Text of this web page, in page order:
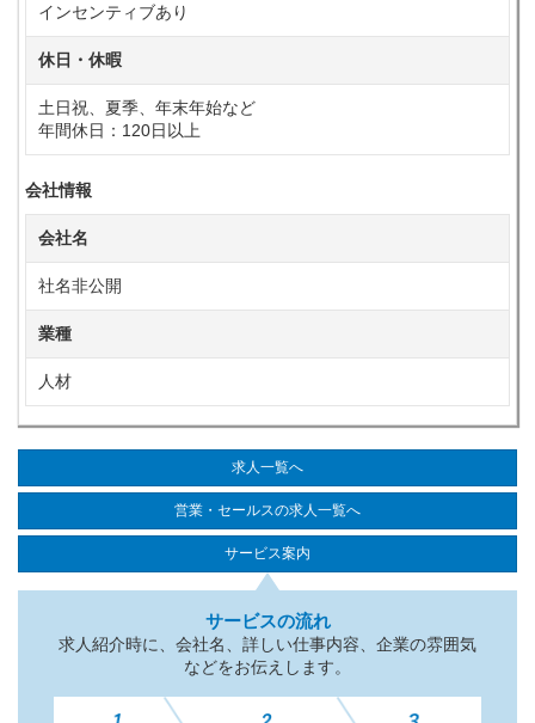
インセンティブあり
休日・休暇
土日祝、夏季、年末年始など
年間休日：120日以上
会社情報
会社名
社名非公開
業種
人材
求人一覧へ
営業・セールスの求人一覧へ
サービス案内
サービスの流れ
求人紹介時に、会社名、詳しい仕事内容、企業の雰囲気
などをお伝えします。